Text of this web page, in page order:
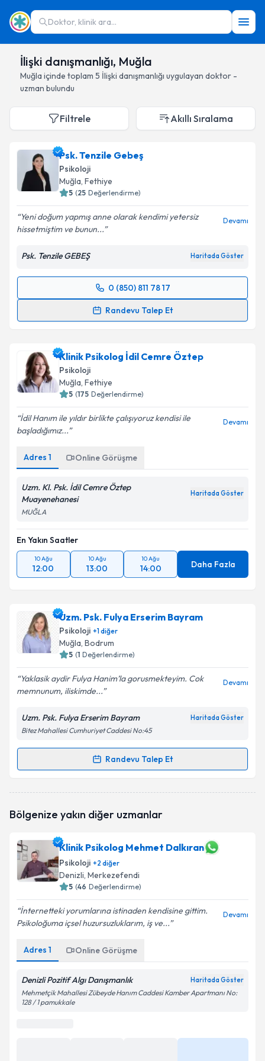
Doktor, klinik ara...
İlişki danışmanlığı, Muğla
Muğla içinde toplam 5 İlişki danışmanlığı uygulayan doktor -
uzman bulundu
Filtrele Akıllı Sıralama
Psk. Tenzile Gebeş
Psikoloji
Muğla, Fethiye
5 (25 Değerlendirme)
Yeni doğum yapmış anne olarak kendimi yetersiz
hissetmiştim ve bunun...
Devamı
Psk. Tenzile GEBEŞ Haritada Göster
0 (850) 811 78 17
Randevu Talep Et
Randevu Takvimi Talebi
takvim hazırlandığında e-posta ile bilgilendireceğiz.
E-posta Adresiniz
kapsamda işlenmesini kabul ediyorum.
Takvim Talebini Gönder
Klinik Psikolog İdil Cemre Öztep
Psikoloji
Muğla, Fethiye
5 (175 Değerlendirme)
İdil Hanım ile yıldır birlikte çalışıyoruz kendisi ile
başladığımız...
Devamı
Adres 1 Online Görüşme
Uzm. Kl. Psk. İdil Cemre Öztep
Muayenehanesi
Haritada Göster
MUĞLA
En Yakın Saatler
10 Ağu
12:00
10 Ağu
13:00
10 Ağu
14:00 Daha Fazla
Uzm. Psk. Fulya Erserim Bayram
Psikoloji +1diğer
Muğla, Bodrum
5 (1 Değerlendirme)
Yaklasik aydir Fulya Hanim’la gorusmekteyim. Cok
memnunum, iliskimde...
Devamı
Uzm. Psk. Fulya Erserim Bayram Haritada Göster
Bitez Mahallesi Cumhuriyet Caddesi No:45
Randevu Talep Et
Randevu Takvimi Talebi
takvimi talebi oluşturun. Size bu uzmandan randevu
bilgilendireceğiz.
E-posta Adresiniz
Kişisel verilerimin işlenmesine ilişkin
kapsamda işlenmesini kabul ediyorum.
Takvim Talebini Gönder
Bölgenize yakın diğer uzmanlar
Klinik Psikolog Mehmet Dalkıran
Psikoloji +2 diğer
Denizli, Merkezefendi
5 (46 Değerlendirme)
İnternetteki yorumlarına istinaden kendisine gittim.
Psikoloğuma içsel huzursuzluklarım, iş ve...
Devamı
Adres 1 Online Görüşme
Denizli Pozitif Algı Danışmanlık Haritada Göster
Mehmetçik Mahallesi Zübeyde Hanım Caddesi Kamber Apartmanı No:
128 / 1 pamukkale